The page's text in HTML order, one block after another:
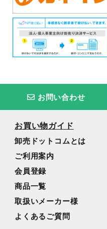
お問い合わせ
お買い物ガイド
卸売ドットコムとは
ご利用案内
会員登録
商品一覧
取扱いメーカー様
よくあるご質問